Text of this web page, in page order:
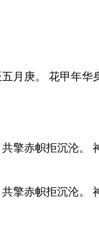
月庚。 花甲年华
擎赤帜拒沉沦。
擎赤帜拒沉沦。